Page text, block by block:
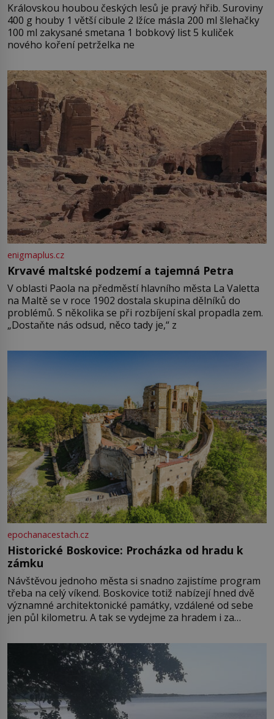
Královskou houbou českých lesů je pravý hřib. Suroviny
400 g houby 1 větší cibule 2 lžíce másla 200 ml šlehačky
100 ml zakysané smetana 1 bobkový list 5 kuliček
nového koření petrželka ne
enigmaplus.cz
Krvavé maltské podzemí a tajemná Petra
V oblasti Paola na předměstí hlavního města La Valetta
na Maltě se v roce 1902 dostala skupina dělníků do
problémů. S několika se při rozbíjení skal propadla zem.
„Dostaňte nás odsud, něco tady je,“ z
epochanacestach.cz
Historické Boskovice: Procházka od hradu k
zámku
Návštěvou jednoho města si snadno zajistíme program
třeba na celý víkend. Boskovice totiž nabízejí hned dvě
významné architektonické památky, vzdálené od sebe
jen půl kilometru. A tak se vydejme za hradem i za
Boskovice na okraji Drahanské vrchoviny vznikla někdy
ve13. století, a už v roce 1313 kronikáři zaznamenali